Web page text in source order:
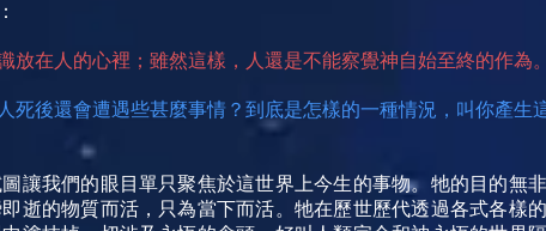
放在人的心裡；雖然這樣，人還是不能察覺神自始至終的作為
死後還會遭遇些甚麼事情？到底是怎樣的一種情況，叫你產生
讓我們的眼目單只聚焦於這世界上今生的事物。牠的目的無
逝的物質而活，只為當下而活。牠在歷世歷代透過各式各樣